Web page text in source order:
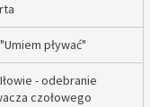
pływać"
- odebranie
czołowego